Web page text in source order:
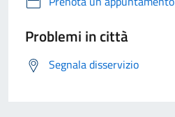
Problemi in città
Segnala disservizio